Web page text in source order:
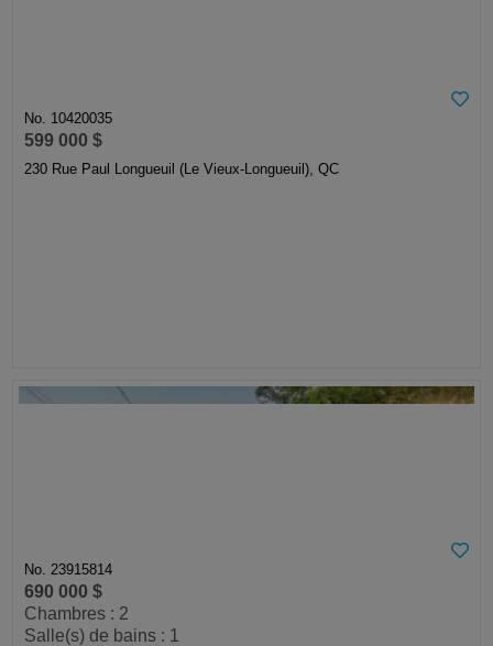
No. 10420035
599 000 $
230 Rue Paul Longueuil (Le Vieux-Longueuil), QC
No. 23915814
690 000 $
Chambres : 2
Salle(s) de bains : 1